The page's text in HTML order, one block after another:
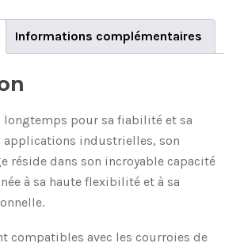
Informations complémentaires
longtemps pour sa fiabilité et sa
industrielles, son
réside dans son incroyable capacité
à sa haute flexibilité et à sa
compatibles avec les courroies de